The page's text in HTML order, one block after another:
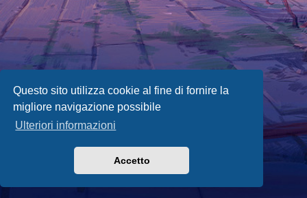
Questo sito utilizza cookie al fine di fornire la
migliore navigazione possibile
Ulteriori informazioni
Accetto